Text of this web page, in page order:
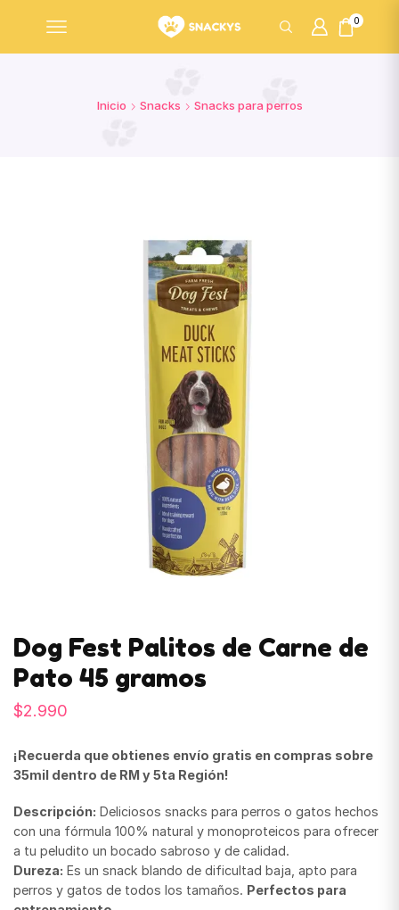
0
Inicio Snacks Snacks para perros
Dog Fest Palitos de Carne de
Pato 45 gramos
$2.990
¡Recuerda que obtienes envío gratis en compras sobre
35mil dentro de RM y 5ta Región!
Descripción: Deliciosos snacks para perros o gatos hechos
con una fórmula 100% natural y monoproteicos para ofrecer
a tu peludito un bocado sabroso y de calidad.
Dureza: Es un snack blando de dificultad baja, apto para
perros y gatos de todos los tamaños. Perfectos para